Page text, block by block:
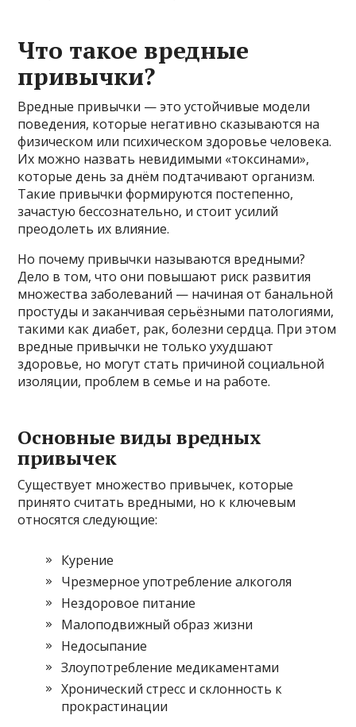
Что такое вредные
привычки?
Вредные привычки — это устойчивые модели
поведения, которые негативно сказываются на
физическом или психическом здоровье человека.
Их можно назвать невидимыми «токсинами»,
которые день за днём подтачивают организм.
Такие привычки формируются постепенно,
зачастую бессознательно, и стоит усилий
преодолеть их влияние.
Но почему привычки называются вредными?
Дело в том, что они повышают риск развития
множества заболеваний — начиная от банальной
простуды и заканчивая серьёзными патологиями,
такими как диабет, рак, болезни сердца. При этом
вредные привычки не только ухудшают
здоровье, но могут стать причиной социальной
изоляции, проблем в семье и на работе.
Основные виды вредных
привычек
Существует множество привычек, которые
принято считать вредными, но к ключевым
относятся следующие:
Курение
Чрезмерное употребление алкоголя
Нездоровое питание
Малоподвижный образ жизни
Недосыпание
Злоупотребление медикаментами
Хронический стресс и склонность к
прокрастинации